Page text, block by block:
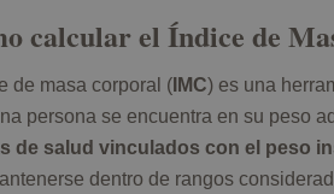
calcular el Índice de
de masa corporal ( IMC) es una
persona se encuentra en su peso
de salud vinculados con el peso
dentro de rangos